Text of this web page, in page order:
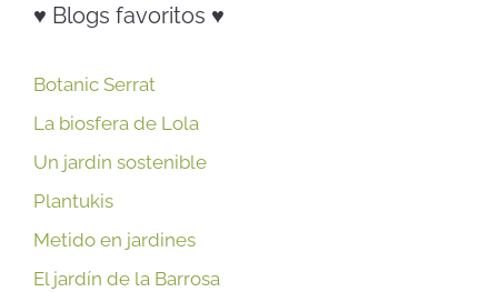
♥ Blogs favoritos ♥
Botanic Serrat
La biosfera de Lola
Un jardín sostenible
Plantukis
Metido en jardines
El jardín de la Barrosa